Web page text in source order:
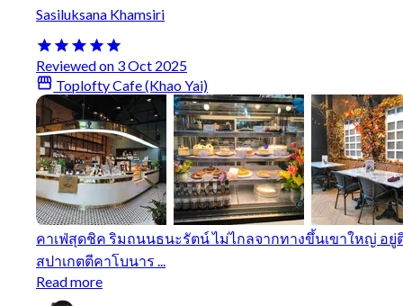
Sasiluksana Khamsiri
Reviewed on 3 Oct 2025
Toplofty Cafe (Khao Yai)
คาเฟ่สุดชิค ริมถนนธนะรัตน์ ไม่ไกลจากทางขึ้นเขาใหญ่ อ
สปาเกตตีคาโบนาร ...
Read more